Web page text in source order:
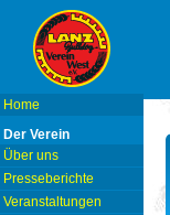
Home
Der Verein
Über uns
Presseberichte
Veranstaltungen